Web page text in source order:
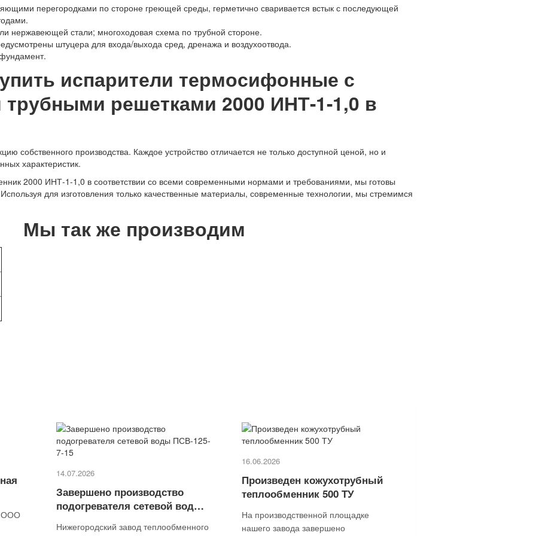
перегородками по стороне греющей среды, герметично сваривается встык с последующей
нержавеющей стали; многоходовая схема по трубной стороне.
штуцера для входа/выхода сред, дренажа и воздухоотвода.
испарители термосифонные с
решетками 2000 ИНТ-1-1,0 в
собственного производства. Каждое устройство отличается не только доступной ценой, но и
характеристик.
2000 ИНТ-1-1,0 в соответствии со всеми современными нормами и требованиями, мы готовы
Используя для изготовления только качественные материалы, современные технологии, мы стремимся
Мы так же производим
ООО
14.07.2026
Завершено производство
подогревателя сетевой воды
Нижегородский завод теплообменного
16.06.2026
Произведен кожухотрубный
теплообменник 500 ТУ
На производственной площадке
нашего завода завершено